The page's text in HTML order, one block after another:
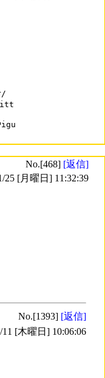
No.[468] [返信]
25 [月曜日] 11:32:39
No.[1393] [返信]
[木曜日] 10:06:06